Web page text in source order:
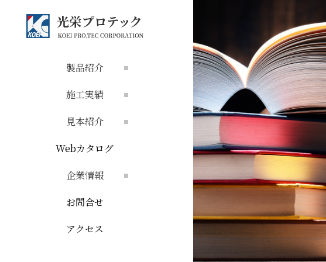
製品紹介
施工実績
見本紹介
Webカタログ
企業情報
お問合せ
アクセス